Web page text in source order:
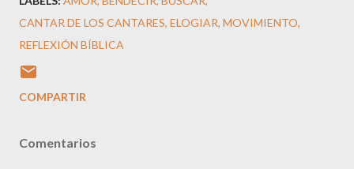
CANTAR DE LOS CANTARES ELOGIAR MOVIMIENTO
REFLEXIÓN BÍBLICA
COMPARTIR
Comentarios